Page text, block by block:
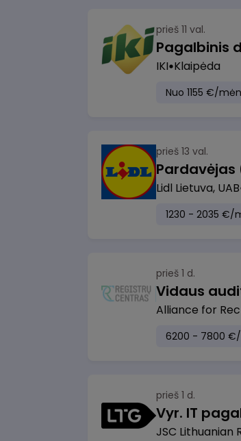
prieš 11 val.
IKI Klaipėda
Nuo 1155 €/
prieš 13 val.
Lidl Lietuva, UAB
1230 - 2035 €/
prieš 1 d.
Vidaus
Alliance for
6200 - 7800
prieš 1 d.
Vyr. IT
JSC Lithuanian